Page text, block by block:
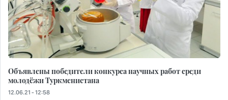
Объявлены победители конкурса научных работ среди
молодёжи Туркменистана
12.06.21 - 12:58